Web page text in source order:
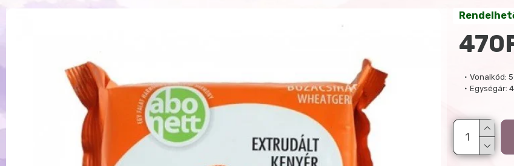
Vonalkód:
Egységár: